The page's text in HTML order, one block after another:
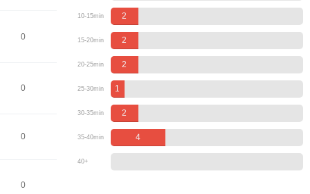
0
0
0
0
10-15min 2
15-20min 2
20-25min 2
25-30min 1
30-35min 2
35-40min 4
40+